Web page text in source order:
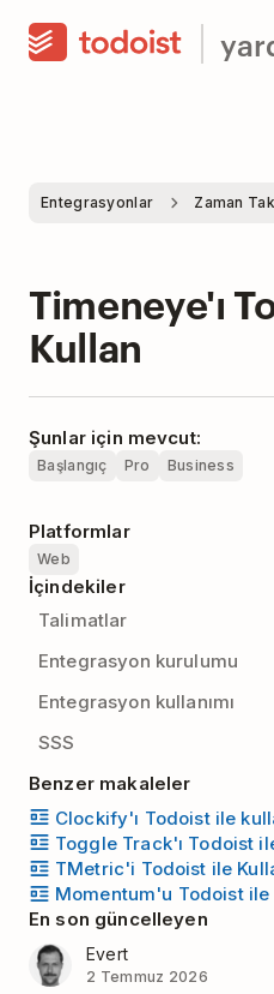
Entegrasyonlar Zaman
Timeneye'ı
Kullan
Şunlar için mevcut:
Başlangıç Pro Business
Platformlar
Web
İçindekiler
Talimatlar
Entegrasyon kurulumu
Entegrasyon kullanımı
SSS
Benzer makaleler
Clockify'ı Todoist ile
Toggle Track'ı Todoist
TMetric'i Todoist ile
Momentum'u Todoist ile
En son güncelleyen
Evert
2 Temmuz 2026